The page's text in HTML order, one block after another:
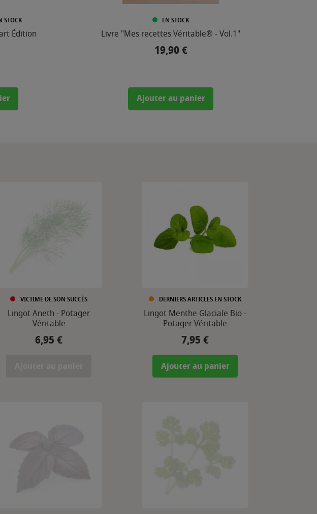
STOCK
Édition
EN STOCK
Livre "Mes recettes Véritable® - Vol.1"
Prix
19,90 €
Ajouter au panier
VICTIME DE SON SUCCÈS
Lingot Aneth - Potager
Véritable
Prix
6,95 €
DERNIERS ARTICLES EN STOCK
Lingot Menthe Glaciale Bio -
Potager Véritable
Prix
7,95 €
Ajouter au panier